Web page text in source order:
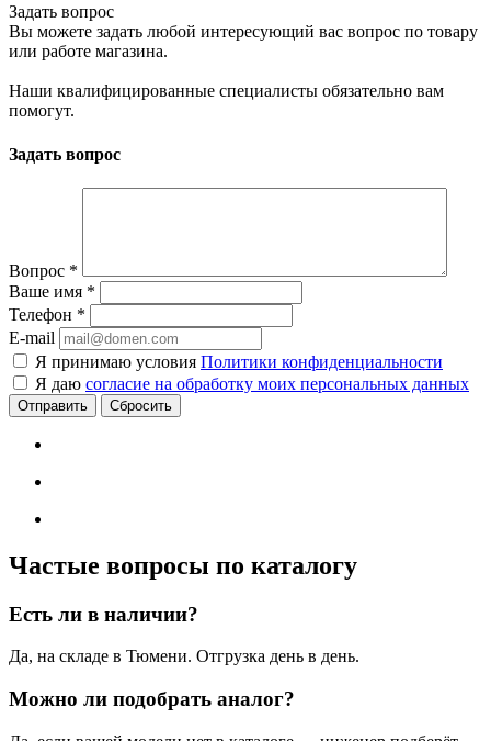
Задать вопрос
Вы можете задать любой интересующий вас вопрос по товару
или работе магазина.
Наши квалифицированные специалисты обязательно вам
помогут.
Задать вопрос
Вопрос *
Ваше имя *
Телефон *
E-mail
Я принимаю условия Политики конфиденциальности
Я даю согласие на обработку моих персональных данных
Сбросить
Частые вопросы по каталогу
Есть ли в наличии?
Да, на складе в Тюмени. Отгрузка день в день.
Можно ли подобрать аналог?